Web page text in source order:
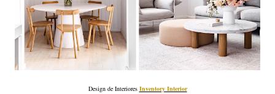
Design de Interiores Inventory Interior